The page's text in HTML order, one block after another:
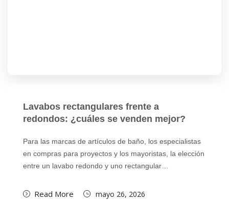
Lavabos rectangulares frente a
redondos: ¿cuáles se venden mejor?
Para las marcas de artículos de baño, los especialistas
en compras para proyectos y los mayoristas, la elección
entre un lavabo redondo y uno rectangular…
Read More mayo 26, 2026